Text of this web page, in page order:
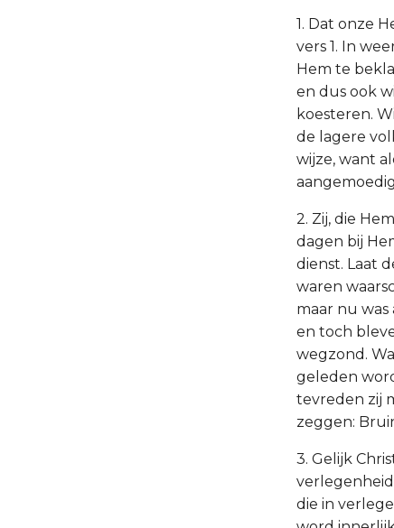
1. Dat onze
vers 1. In
Hem te
en dus ook
koesteren.
de lagere
wijze, want
2. Zij, die
dagen bij
dienst. Laat
waren
maar nu
en toch
wegzond.
geleden
tevreden zij
zeggen:
3. Gelijk
die in